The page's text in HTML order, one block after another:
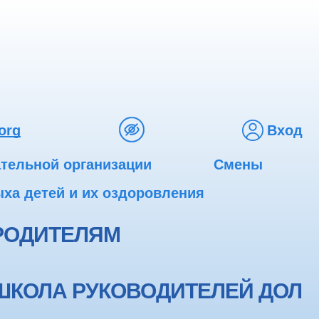
Вход
организации
Смены
детей и их оздоровления
РУКОВОДИТЕЛЕЙ ДОЛ